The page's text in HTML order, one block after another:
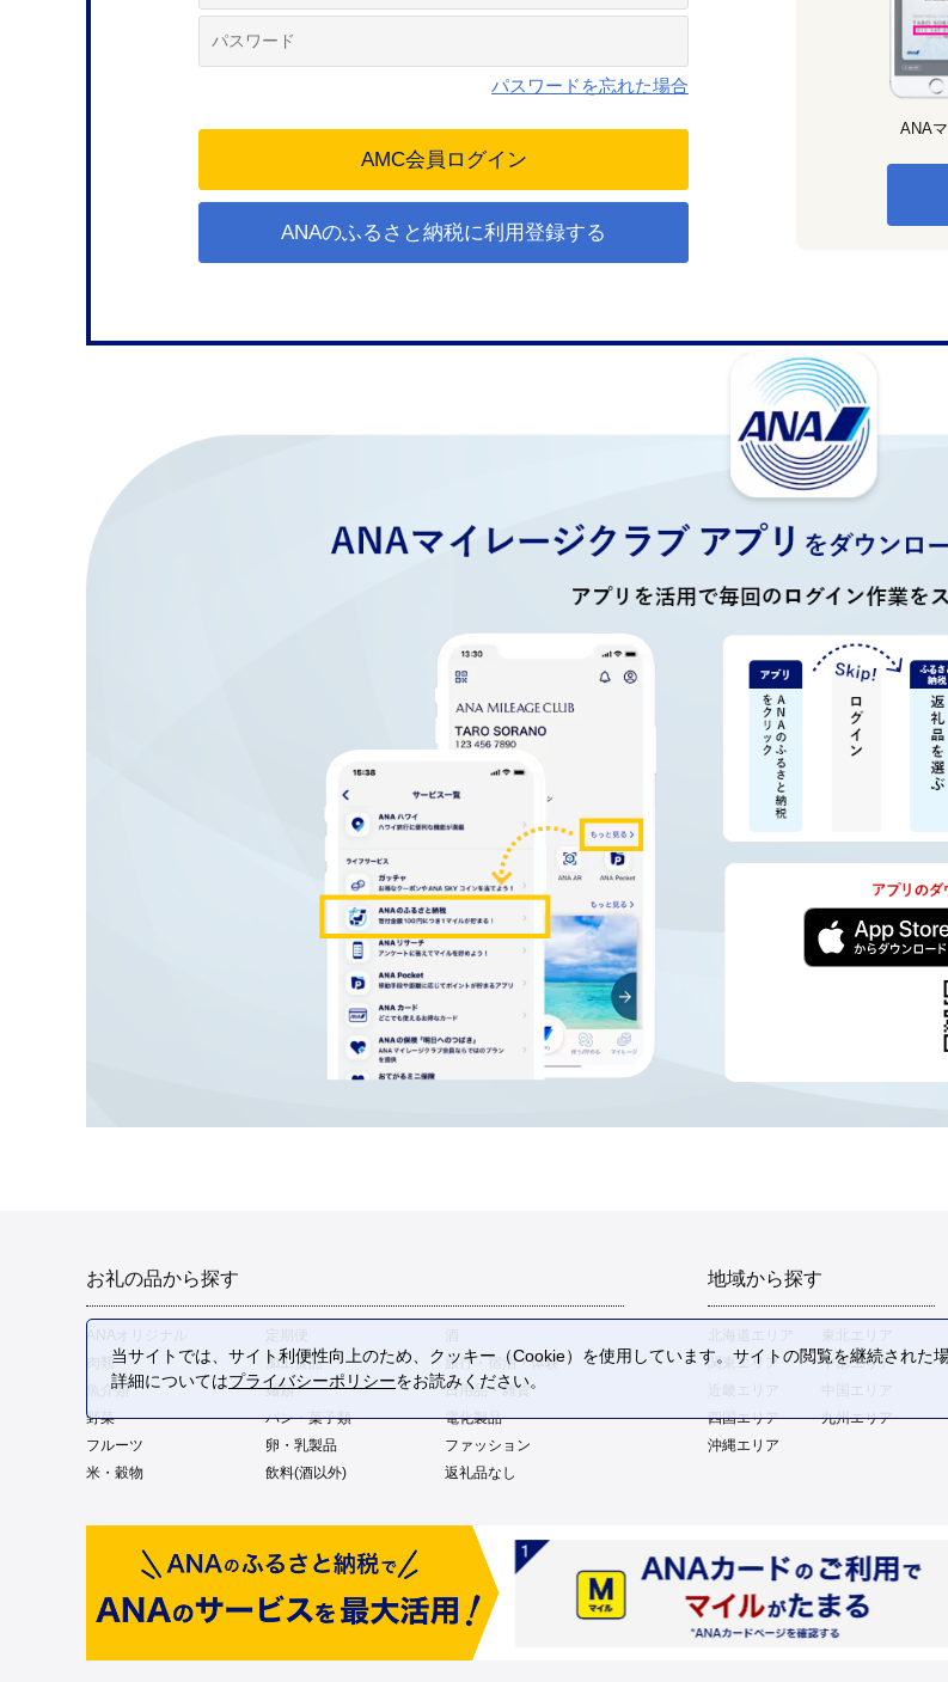
パスワードを忘れた場合
ANAのふるさと納税に利用登録する
ANA
お礼の品から探す
肉類
加工食品
旅行・宿泊・体験
魚介類
麺類
日用品・雑貨
野菜
パン・菓子類
電化製品
フルーツ
卵・乳製品
ファッション
米・穀物
飲料(酒以外) 返礼品なし
地域から探す
関東エリア
中部エリア
四国エリア
九州エリア
沖縄エリア
当サイトでは、サイト利便性向上のため、クッキー（Cookie）を使用しています。サイトの閲覧を継続された
詳細についてはプライバシーポリシーをお読みください。